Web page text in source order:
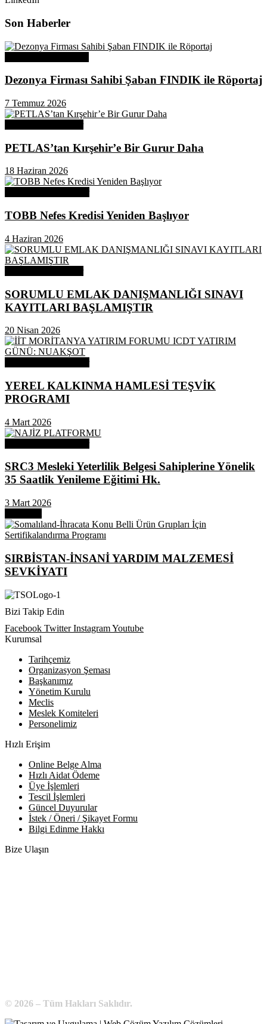
Son Haberler
Dezonya Firması Sahibi Şaban FINDIK ile Röportaj
7 Temmuz 2026
PETLAS’tan Kırşehir’e Bir Gurur Daha
18 Haziran 2026
TOBB Nefes Kredisi Yeniden Başlıyor
4 Haziran 2026
SORUMLU EMLAK DANIŞMANLIĞI SINAVI
KAYITLARI BAŞLAMIŞTIR
20 Nisan 2026
YEREL KALKINMA HAMLESİ TEŞVİK
PROGRAMI
4 Mart 2026
SRC3 Mesleki Yeterlilik Belgesi Sahiplerine Yönelik
35 Saatlik Yenileme Eğitimi Hk.
3 Mart 2026
SIRBİSTAN-İNSANİ YARDIM MALZEMESİ
SEVKİYATI
Bizi Takip Edin
Facebook Twitter InstagramYoutube
Kurumsal
Tarihçemiz
Organizasyon Şeması
Başkanımız
Yönetim Kurulu
Meclis
Meslek Komiteleri
Personelimiz
Hızlı Erişim
Online Belge Alma
Hızlı Aidat Ödeme
Üye İşlemleri
Tescil İşlemleri
Güncel Duyurular
İstek / Öneri / Şikayet Formu
Bilgi Edinme Hakkı
Bize Ulaşın
© 2026 – Tüm Hakları Saklıdır.